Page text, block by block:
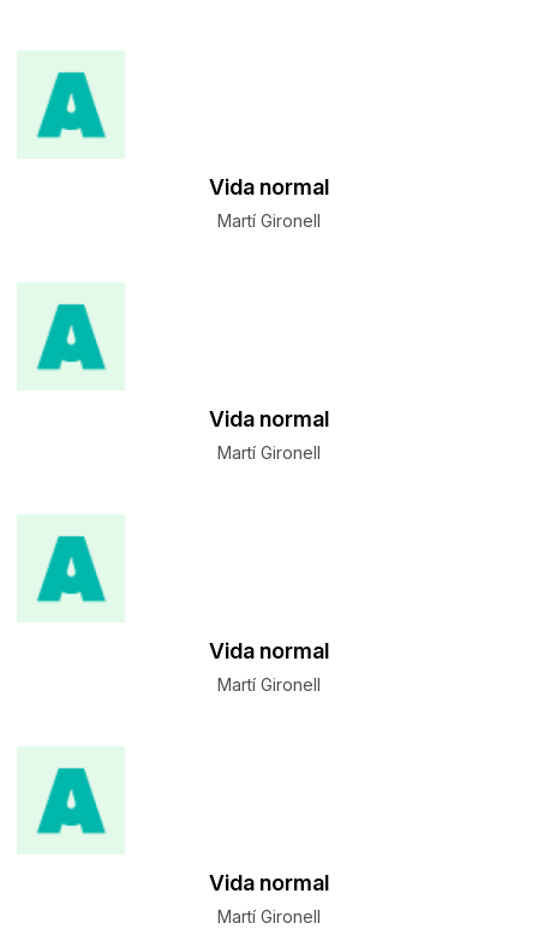
Vida normal
Martí Gironell
Vida normal
Martí Gironell
Vida normal
Martí Gironell
Vida normal
Martí Gironell